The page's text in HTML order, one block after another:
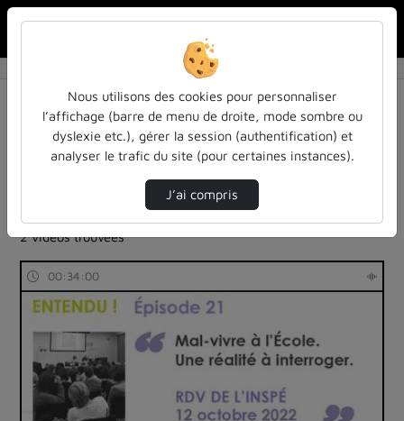
Résultats de la recherche
Filtres actifs (cliquer pour en retirer) :
Français
cours-formations
entendu-des-confs-a-ecouter
entendu-des-confs-a-ecouter
lisec
2 vidéos trouvées
00:34:00
Nous utilisons des cookies pour personnaliser
l’affichage (barre de menu de droite, mode sombre ou
dyslexie etc.), gérer la session (authentification) et
analyser le trafic du site (pour certaines instances).
J’ai compris